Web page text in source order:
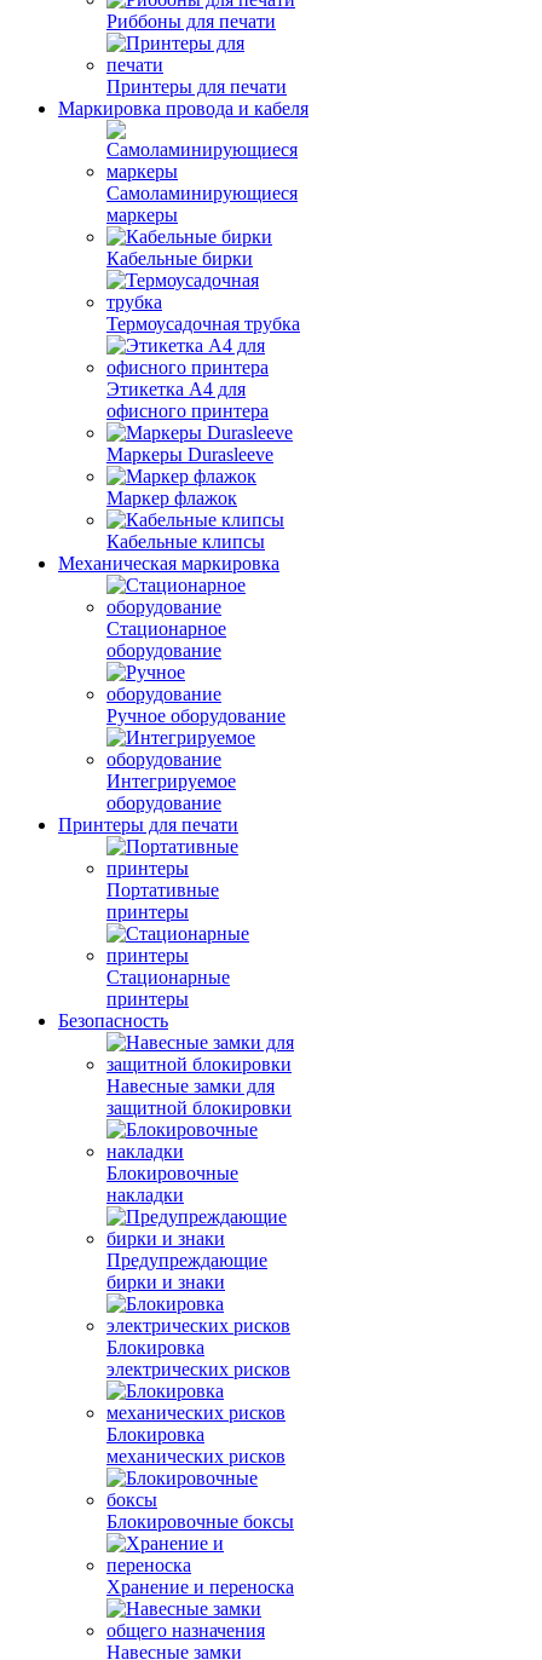
Риббоны для печати
Принтеры для печати
Маркировка провода и кабеля
Самоламинирующиеся
маркеры
Кабельные бирки
Термоусадочная трубка
Этикетка А4 для
офисного принтера
Маркеры Durasleeve
Маркер флажок
Кабельные клипсы
Механическая маркировка
Стационарное
оборудование
Ручное оборудование
Интегрируемое
оборудование
Принтеры для печати
Портативные
принтеры
Стационарные
принтеры
Безопасность
Навесные замки для
защитной блокировки
Блокировочные
накладки
Предупреждающие
бирки и знаки
Блокировка
электрических рисков
Блокировка
механических рисков
Блокировочные боксы
Хранение и переноска
Навесные замки